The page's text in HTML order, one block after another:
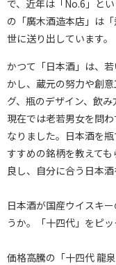
で、近年は「No.6」と
の「廣木酒造本店」は
世に送り出しています。
かつて「日本酒」は、
かし、蔵元の努力や創
グ、瓶のデザイン、飲み
現在では老若男女を問
なりました。日本酒を
すすめの銘柄を教えて
良し、自分に合う日本
日本酒が国産ウイスキ
うか。「十四代」をピ
価格高騰の「十四代 龍泉